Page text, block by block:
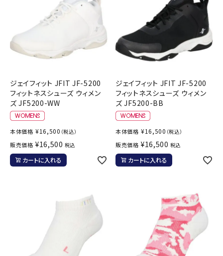
ジェイフィット JFIT JF-5200
フィットネスシューズ ウィメン
ズ JF5200-WW
本体価格 ¥16,500 （税込）
販売価格 ¥16,500 税込
カートに入れる
ジェイフィット JFIT JF-5200
フィットネスシューズ ウィメン
ズ JF5200-BB
本体価格 ¥16,500 （税込）
販売価格 ¥16,500 税込
カートに入れる